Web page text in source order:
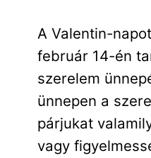
A Valentin-
február 14-én
szerelem
ünnepen a
párjukat
vagy